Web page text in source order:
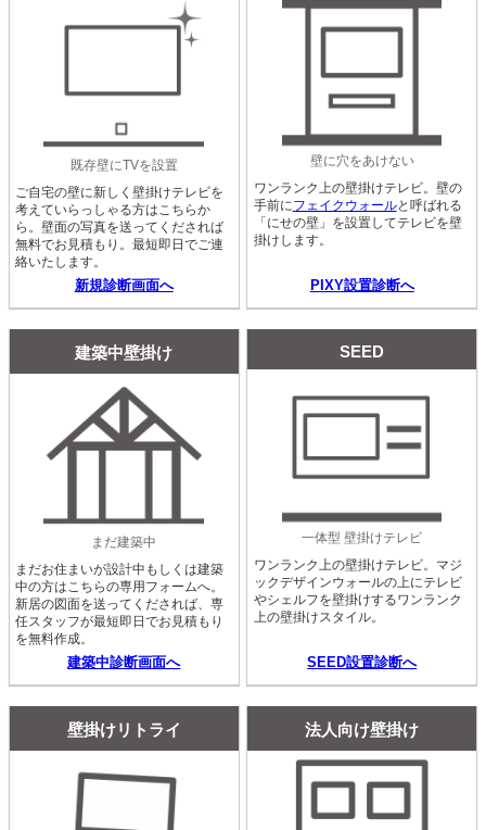
既存壁にTVを設置
ご自宅の壁に新しく壁掛けテレビを
考えていらっしゃる方はこちらか
ら。壁面の写真を送ってくだされば
無料でお見積もり。最短即日でご連
絡いたします。
新規診断画面へ
壁に穴をあけない
ワンランク上の壁掛けテレビ。壁の
手前にフェイクウォールと呼ばれる
「にせの壁」を設置してテレビを壁
掛けします。
PIXY設置診断へ
建築中壁掛け
まだ建築中
まだお住まいが設計中もしくは建築
中の方はこちらの専用フォームへ。
新居の図面を送ってくだされば、専
任スタッフが最短即日でお見積もり
を無料作成。
建築中診断画面へ
SEED
一体型 壁掛けテレビ
ワンランク上の壁掛けテレビ。マジ
ックデザインウォールの上にテレビ
やシェルフを壁掛けするワンランク
上の壁掛けスタイル。
SEED設置診断へ
壁掛けリトライ 法人向け壁掛け